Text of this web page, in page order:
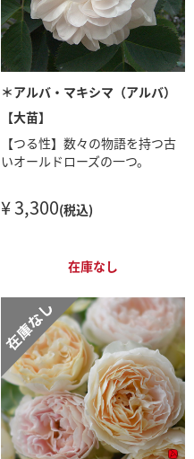
＊アルバ・マキシマ（アルバ）
【大苗】
【つる性】数々の物語を持つ古
いオールドローズの一つ。
¥ 3,300(税込)
在庫なし